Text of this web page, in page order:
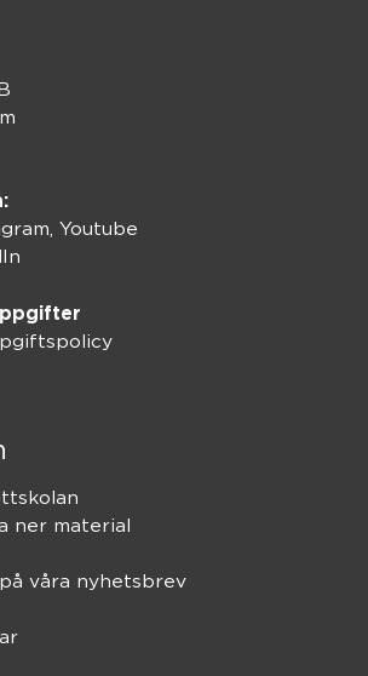
, Youtube
ner material
våra nyhetsbrev